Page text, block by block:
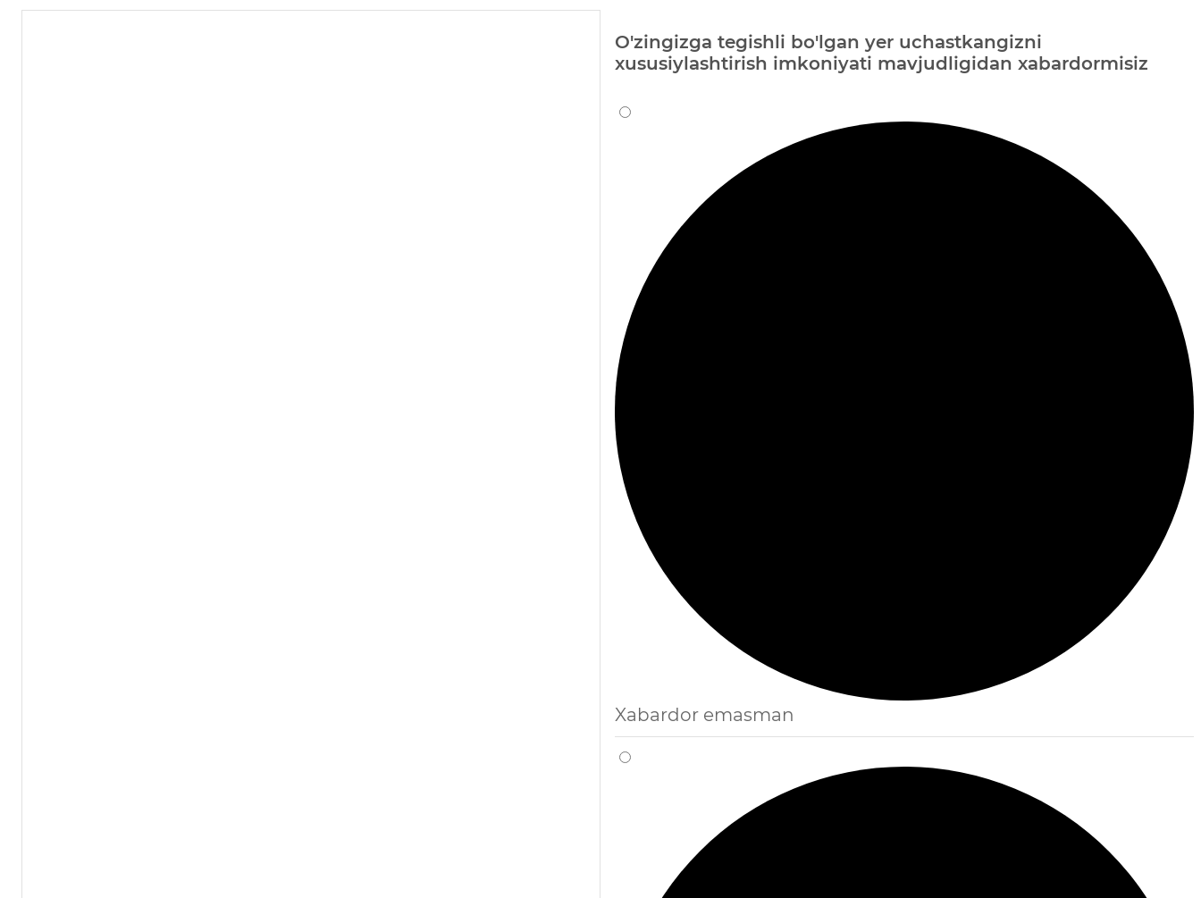
O'zingizga tegishli bo'lgan yer uchastkangizni
xususiylashtirish imkoniyati mavjudligidan xabardormisiz
Xabardor emasman